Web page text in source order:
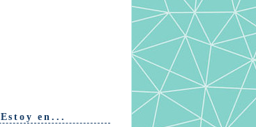
Estoy en...